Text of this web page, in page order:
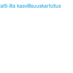
ilta kasvillisuuskartoitus